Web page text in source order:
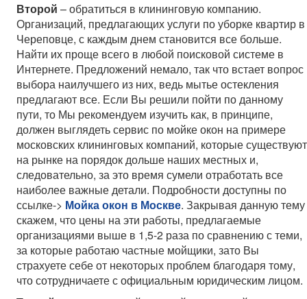
Второй – обратиться в клининговую компанию.
Организаций, предлагающих услуги по уборке квартир в
Череповце, с каждым днем становится все больше.
Найти их проще всего в любой поисковой системе в
Интернете. Предложений немало, так что встает вопрос
выбора наилучшего из них, ведь мытье остекления
предлагают все. Если Вы решили пойти по данному
пути, то Мы рекомендуем изучить как, в принципе,
должен выглядеть сервис по мойке окон на примере
московских клининговых компаний, которые существуют
на рынке на порядок дольше наших местных и,
следовательно, за это время сумели отработать все
наиболее важные детали. Подробности доступны по
ссылке-> Мойка окон в Москве. Закрывая данную тему
скажем, что цены на эти работы, предлагаемые
организациями выше в 1,5-2 раза по сравнению с теми,
за которые работаю частные мойщики, зато Вы
страхуете себе от некоторых проблем благодаря тому,
что сотрудничаете с официальным юридическим лицом.